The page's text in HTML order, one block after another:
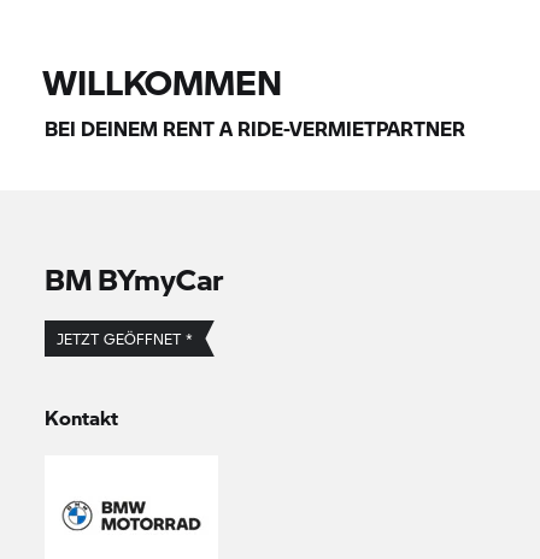
WILLKOMMEN
BEI DEINEM RENT A RIDE-VERMIETPARTNER
BM BYmyCar
JETZT GEÖFFNET *
Kontakt